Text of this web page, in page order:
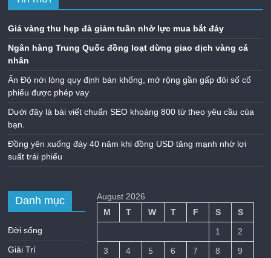
Giá vàng thu hẹp đà giảm tuần nhờ lực mua bắt đáy
Ngân hàng Trung Quốc đồng loạt dừng giao dịch vàng cá
nhân
Ấn Độ nới lỏng quy định bán khống, mở rộng gần gấp đôi số cổ
phiếu được phép vay
Dưới đây là bài viết chuẩn SEO khoảng 800 từ theo yêu cầu của
bạn.
Đồng yên xuống đáy 40 năm khi đồng USD tăng mạnh nhờ lợi
suất trái phiếu
Danh mục
Đời sống
Giải Trí
August 2026
M
T W T F S
S
1
2
3
4 5 6 7 8
9